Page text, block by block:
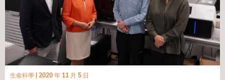
生命科學 2020 年 11 月 5 日